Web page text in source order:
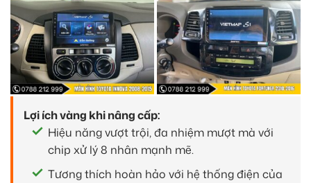
Lợi ích vàng khi nâng cấp:
Hiệu năng vượt trội, đa nhiệm mượt mà với
chip xử lý 8 nhân mạnh mẽ.
Tương thích hoàn hảo với hệ thống điện của